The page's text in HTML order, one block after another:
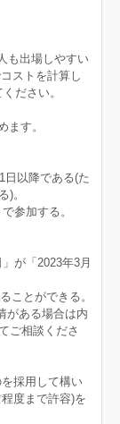
も出場しやすい
ストを計算し
ださい。
ます。
以降である(た
)。
参加する。
が「2023年3月
ことができる。
がある場合は内
ご相談くださ
採用して構い
度まで許容)を